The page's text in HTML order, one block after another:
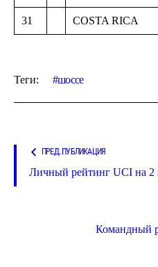
31 COSTA RICA
Теги: шоссе
ПРЕД. ПУБЛИКАЦИЯ
Личный рейтинг UCI на 2
Командный